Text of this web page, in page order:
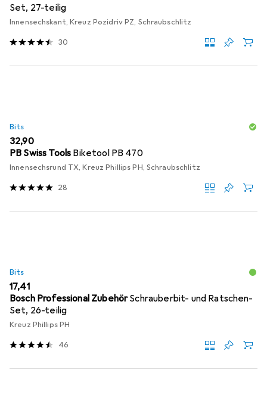
Set, 27-teilig
Innensechskant, Kreuz Pozidriv PZ, Schraubschlitz
30
Bits
EUR
32,90
PB Swiss Tools Biketool PB 470
Innensechsrund TX, Kreuz Phillips PH, Schraubschlitz
28
Bits
EUR
17,41
Bosch Professional ZubehörSchrauberbit- und Ratschen-
Set, 26-teilig
Kreuz Phillips PH
46